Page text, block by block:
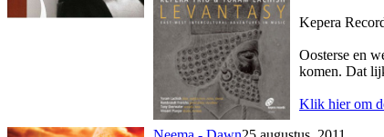
Kepera
Oosterse en
komen. Dat
Klik hier om